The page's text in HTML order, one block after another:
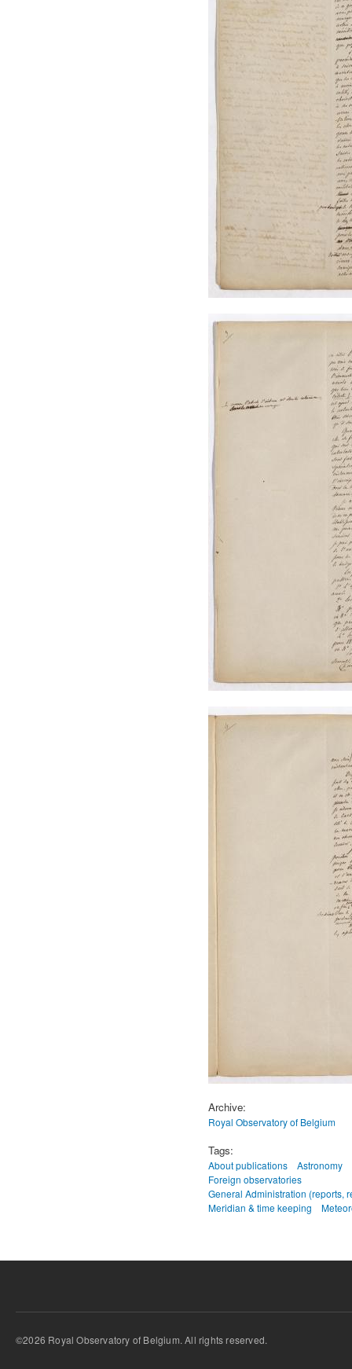
Archive:
Royal Observatory of Belgium
Tags:
About publications Astronomy
Foreign observatories
General Administration (reports,
Meridian & time keeping
©2026 Royal Observatory of Belgium. All rights reserved.